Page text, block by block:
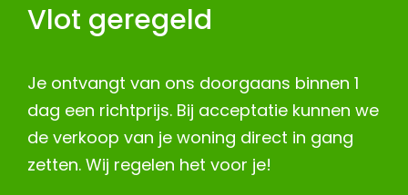
Vlot geregeld
Je ontvangt van ons doorgaans binnen 1
dag een richtprijs. Bij acceptatie kunnen we
de verkoop van je woning direct in gang
zetten. Wij regelen het voor je!